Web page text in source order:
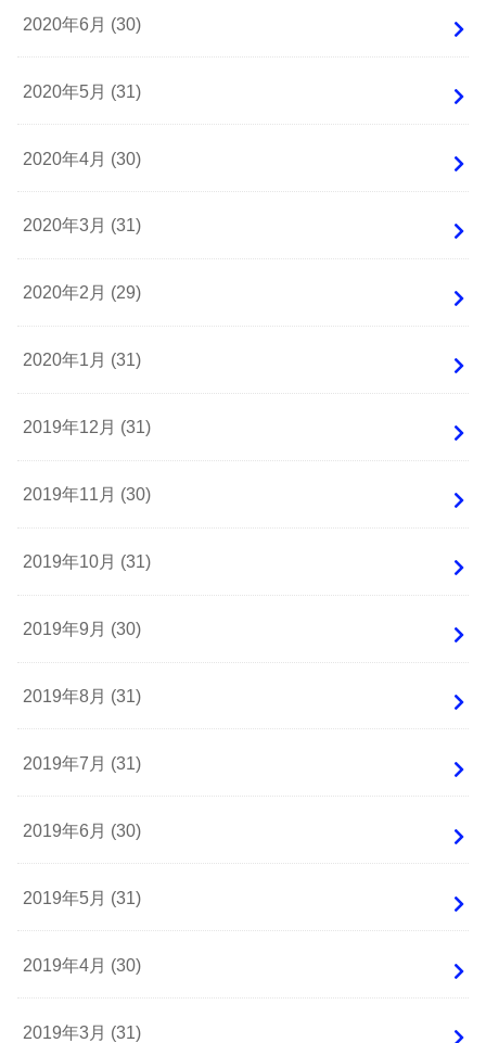
2020年6月 (30)
2020年5月 (31)
2020年4月 (30)
2020年3月 (31)
2020年2月 (29)
2020年1月 (31)
2019年12月 (31)
2019年11月 (30)
2019年10月 (31)
2019年9月 (30)
2019年8月 (31)
2019年7月 (31)
2019年6月 (30)
2019年5月 (31)
2019年4月 (30)
2019年3月 (31)